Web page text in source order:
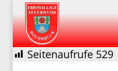
Seitenaufrufe 529